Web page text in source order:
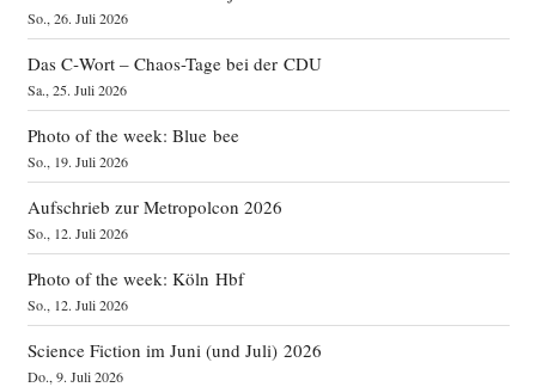
So., 26. Juli 2026
Das C‑Wort – Chaos-Tage bei der CDU
Sa., 25. Juli 2026
Photo of the week: Blue bee
So., 19. Juli 2026
Aufschrieb zur Metropolcon 2026
So., 12. Juli 2026
Photo of the week: Köln Hbf
So., 12. Juli 2026
Science Fiction im Juni (und Juli) 2026
Do., 9. Juli 2026